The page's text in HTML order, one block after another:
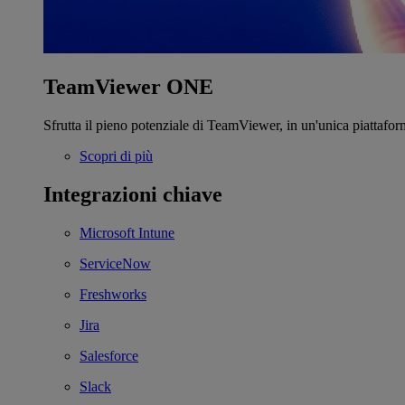
TeamViewer ONE
Sfrutta il pieno potenziale di TeamViewer, in un'unica
Scopri di più
Integrazioni chiave
Microsoft Intune
ServiceNow
Freshworks
Jira
Salesforce
Slack